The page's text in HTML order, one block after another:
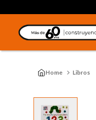
Libros